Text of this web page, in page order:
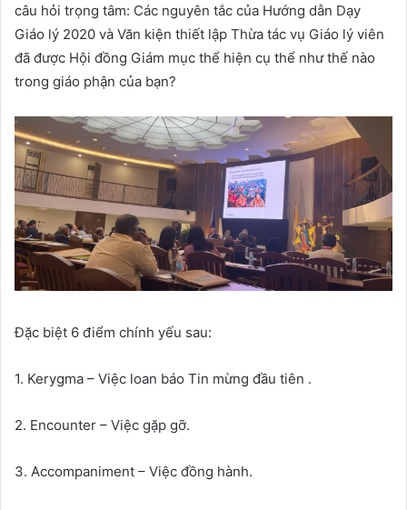
câu hỏi trọng tâm: Các nguyên tắc của Hướng dẫn Dạy
Giáo lý 2020 và Văn kiện thiết lập Thừa tác vụ Giáo lý viên
đã được Hội đồng Giám mục thể hiện cụ thể như thế nào
trong giáo phận của bạn?
Đặc biệt 6 điểm chính yếu sau:
1. Kerygma – Việc loan báo Tin mừng đầu tiên .
2. Encounter – Việc gặp gỡ.
3. Accompaniment – Việc đồng hành.